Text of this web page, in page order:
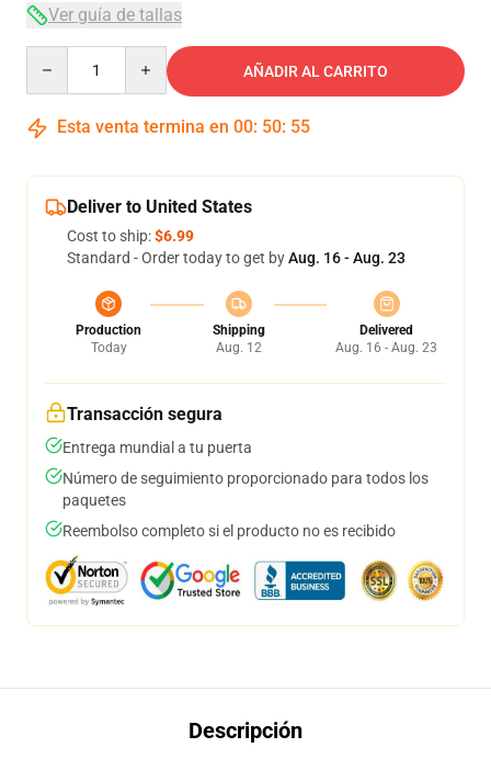
Ver guía de tallas
AÑADIR AL CARRITO
Esta venta termina en 00: 50: 54
Deliver to United States
Cost to ship:$6.99
Standard - Order today to get byAug. 16 - Aug. 23
Production
Today
Shipping
Aug. 12
Delivered
Aug. 16 - Aug. 23
Transacción segura
Entrega mundial a tu puerta
Número de seguimiento proporcionado para todos los
paquetes
Reembolso completo si el producto no es recibido
Descripción